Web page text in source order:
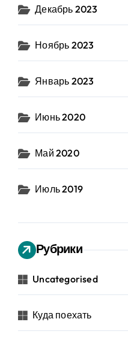
Декабрь 2023
Ноябрь 2023
Январь 2023
Июнь 2020
Май 2020
Июль 2019
Рубрики
Uncategorised
Куда поехать